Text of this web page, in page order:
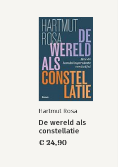
Hartmut Rosa
De wereld als
constellatie
€ 24,90